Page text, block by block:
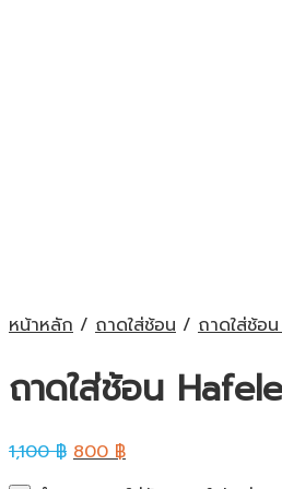
หน้าหลัก / ถาดใส่ช้อน / ถาดใส่ช้อ
ถาดใส่ช้อน
1,100฿ 800฿